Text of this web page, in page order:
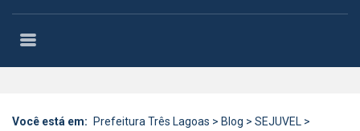
Você está em: Prefeitura Três Lagoas > Blog > SEJUVEL >